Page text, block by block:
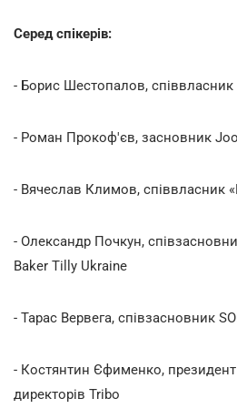
Серед спікерів:
- Борис Шестопалов, співвласник
- Роман Прокоф'єв, засновник
- Вячеслав Климов, співвласник
- Олександр Почкун,
Baker Tilly Ukraine
- Тарас Вервега, співзасновник
- Костянтин Єфименко,
директорів Tribo